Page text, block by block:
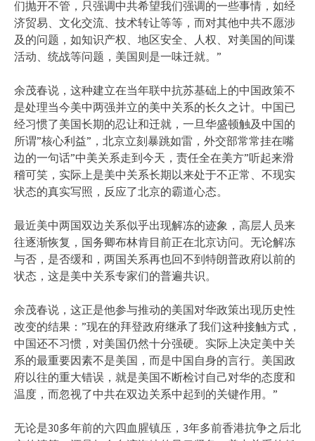
们抛开不管，只强调中共希望我们强调的一些事情，如经
济贸易、文化交流、技术转让等等，而对其他中共不愿涉
及的问题，如知识产权、地区安全、人权、对美国的间谍
活动、统战等问题，美国则是一味迁就。”
余茂春说，这种建立在当年联中抗苏基础上的中国政策不
是处理当今美中两强并立的美中关系的长久之计。中国已
经习惯了美国长期的忍让和迁就，一旦华盛顿触及中国的
所谓”核心利益”，北京立刻暴跳如雷，外交部常常挂在嘴
边的一句话”中美关系走到今天，责任全在美方”听起来滑
稽可笑，实际上是美中关系长期以来处于不正常、不现实
状态的真实写照，反应了北京的霸道心态。
最近美中两国双边关系似乎出现解冻的迹象，高层人员来
往逐渐恢复，国务卿布林肯目前正在北京访问。无论解冻
与否，是否缓和，两国关系再也回不到特朗普政府以前的
状态，这是美中关系专家们的普遍共识。
余茂春说，这正是他参与推动的美国对华政策出现历史性
改变的结果：”现在的拜登政府继承了我们这种接触方式，
中国还不习惯，对美国仍然十分强硬。实际上决定美中关
系的最重要因素不是美国，而是中国自身的言行。美国政
府以往的重大错误，就是美国不断检讨自己对华的态度和
温度，而忽视了中共在双边关系中起到的关键作用。”
无论是30多年前的六四血腥镇压，3年多前香港抗争之后北